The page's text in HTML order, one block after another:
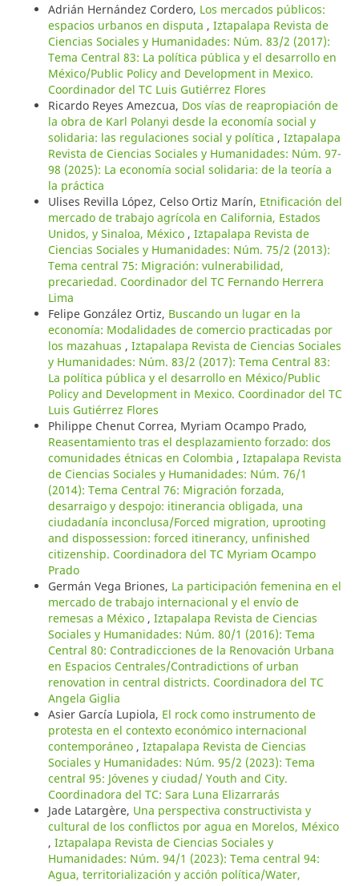
Adrián Hernández Cordero, Los mercados públicos:
espacios urbanos en disputa , Iztapalapa Revista de
Ciencias Sociales y Humanidades: Núm. 83/2 (2017):
Tema Central 83: La política pública y el desarrollo en
México/Public Policy and Development in Mexico.
Coordinador del TC Luis Gutiérrez Flores
Ricardo Reyes Amezcua, Dos vías de reapropiación de
la obra de Karl Polanyi desde la economía social y
solidaria: las regulaciones social y política , Iztapalapa
Revista de Ciencias Sociales y Humanidades: Núm. 97-
98 (2025): La economía social solidaria: de la teoría a
la práctica
Ulises Revilla López, Celso Ortiz Marín, Etnificación del
mercado de trabajo agrícola en California, Estados
Unidos, y Sinaloa, México , Iztapalapa Revista de
Ciencias Sociales y Humanidades: Núm. 75/2 (2013):
Tema central 75: Migración: vulnerabilidad,
precariedad. Coordinador del TC Fernando Herrera
Lima
Felipe González Ortiz, Buscando un lugar en la
economía: Modalidades de comercio practicadas por
los mazahuas , Iztapalapa Revista de Ciencias Sociales
y Humanidades: Núm. 83/2 (2017): Tema Central 83:
La política pública y el desarrollo en México/Public
Policy and Development in Mexico. Coordinador del TC
Luis Gutiérrez Flores
Philippe Chenut Correa, Myriam Ocampo Prado,
Reasentamiento tras el desplazamiento forzado: dos
comunidades étnicas en Colombia , Iztapalapa Revista
de Ciencias Sociales y Humanidades: Núm. 76/1
(2014): Tema Central 76: Migración forzada,
desarraigo y despojo: itinerancia obligada, una
ciudadanía inconclusa/Forced migration, uprooting
and dispossession: forced itinerancy, unfinished
citizenship. Coordinadora del TC Myriam Ocampo
Prado
Germán Vega Briones, La participación femenina en el
mercado de trabajo internacional y el envío de
remesas a México , Iztapalapa Revista de Ciencias
Sociales y Humanidades: Núm. 80/1 (2016): Tema
Central 80: Contradicciones de la Renovación Urbana
en Espacios Centrales/Contradictions of urban
renovation in central districts. Coordinadora del TC
Angela Giglia
Asier García Lupiola, El rock como instrumento de
protesta en el contexto económico internacional
contemporáneo , Iztapalapa Revista de Ciencias
Sociales y Humanidades: Núm. 95/2 (2023): Tema
central 95: Jóvenes y ciudad/ Youth and City.
Coordinadora del TC: Sara Luna Elizarrarás
Jade Latargère, Una perspectiva constructivista y
cultural de los conflictos por agua en Morelos, México
, Iztapalapa Revista de Ciencias Sociales y
Humanidades: Núm. 94/1 (2023): Tema central 94:
Agua, territorialización y acción política/Water,